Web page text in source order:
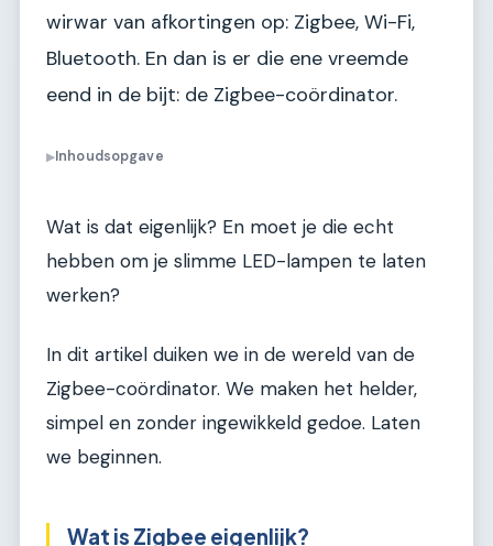
wirwar van afkortingen op: Zigbee, Wi-Fi,
Bluetooth. En dan is er die ene vreemde
eend in de bijt: de Zigbee-coördinator.
▶Inhoudsopgave
Wat is dat eigenlijk? En moet je die echt
hebben om je slimme LED-lampen te laten
werken?
In dit artikel duiken we in de wereld van de
Zigbee-coördinator. We maken het helder,
simpel en zonder ingewikkeld gedoe. Laten
we beginnen.
Wat is Zigbee eigenlijk?